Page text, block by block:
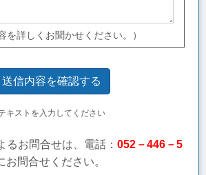
を詳しくお聞かせください。）
キストを入力してください
お問合せは、電話： 052－446－5
お問合せください。